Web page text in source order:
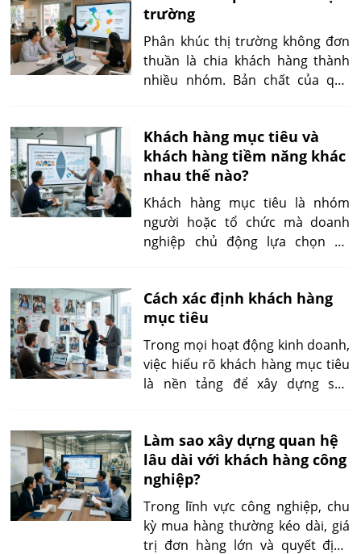
triển sản phẩm và phân bổ nguồn
trường
Phân khúc thị trường không đơn
thuần là chia khách hàng thành
nhiều nhóm. Bản chất của quá
định mua, giá trị khách hàng và
cách doanh nghiệp phục vụ thị
trường.
Khách hàng mục tiêu và
khách hàng tiềm năng khác
nhau thế nào?
Khách hàng mục tiêu là nhóm
người hoặc tổ chức mà doanh
nghiệp chủ động lựa chọn để
tranh và mục tiêu kinh doanh.
Khách hàng tiềm năng là những
cá nhân hoặc tổ chức có khả
năng trở thành người mua, vì họ
có nhu cầu, điều kiện, mức độ
quan tâm hoặc dấu hiệu phù hợp
Cách xác định khách hàng
mục tiêu
Trong mọi hoạt động kinh doanh,
việc hiểu rõ khách hàng mục tiêu
là nền tảng để xây dựng sản
cố gắng tiếp cận tất cả mọi người,
nguồn lực sẽ bị phân tán và hiệu
quả chuyển đổi thường không
cao.
Làm sao xây dựng quan hệ
lâu dài với khách hàng công
nghiệp?
Trong lĩnh vực công nghiệp, chu
kỳ mua hàng thường kéo dài, giá
trị đơn hàng lớn và quyết định